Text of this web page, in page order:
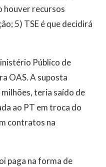
houver recursos
5) TSE é que decidirá
Público de
OAS. A suposta
teria saído de
ao PT em troca do
contratos na
paga na forma de